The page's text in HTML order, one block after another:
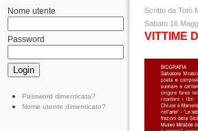
Nome utente
Password
Password dimenticata?
Nome utente dimenticato?
Scritto da Totò
Sabato 16
VITTIME